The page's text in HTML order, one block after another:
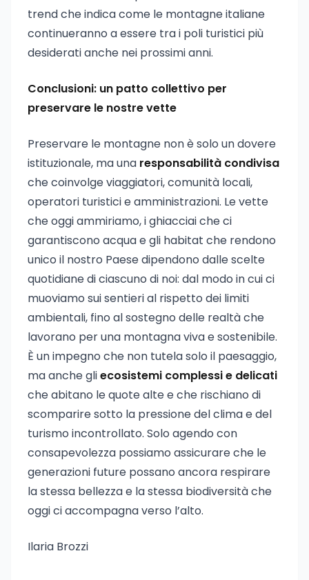
trend che indica come le montagne italiane
continueranno a essere tra i poli turistici più
desiderati anche nei prossimi anni.
Conclusioni: un patto collettivo per
preservare le nostre vette
Preservare le montagne non è solo un dovere
istituzionale, ma una responsabilità condivisa
che coinvolge viaggiatori, comunità locali,
operatori turistici e amministrazioni. Le vette
che oggi ammiriamo, i ghiacciai che ci
garantiscono acqua e gli habitat che rendono
unico il nostro Paese dipendono dalle scelte
quotidiane di ciascuno di noi: dal modo in cui ci
muoviamo sui sentieri al rispetto dei limiti
ambientali, fino al sostegno delle realtà che
lavorano per una montagna viva e sostenibile.
È un impegno che non tutela solo il paesaggio,
ma anche gliecosistemi complessi e delicati
che abitano le quote alte e che rischiano di
scomparire sotto la pressione del clima e del
turismo incontrollato. Solo agendo con
consapevolezza possiamo assicurare che le
generazioni future possano ancora respirare
la stessa bellezza e la stessa biodiversità che
oggi ci accompagna verso l’alto.
Ilaria Brozzi